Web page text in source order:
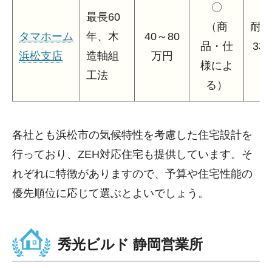
タマホーム
浜松支店
最長60
年、木
造軸組
工法
40～80
万円
〇
（商
品・仕
様によ
る）
耐
3
各社とも浜松市の気候特性を考慮した住宅設計を
行っており、ZEH対応住宅も提供しています。そ
れぞれに特徴がありますので、予算や住宅性能の
優先順位に応じて選ぶとよいでしょう。
秀光ビルド 静岡営業所